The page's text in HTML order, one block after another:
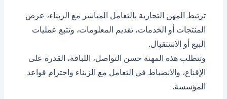
ترتبط المهن التجارية بالتعامل المباشر مع الزبناء، عرض
المنتجات أو الخدمات، تقديم المعلومات، وتتبع عمليات
البيع أو الاستقبال.
وتتطلب هذه المهنة حسن التواصل، اللباقة، القدرة على
الإقناع، والانضباط في التعامل مع الزبناء واحترام قواعد
المؤسسة.